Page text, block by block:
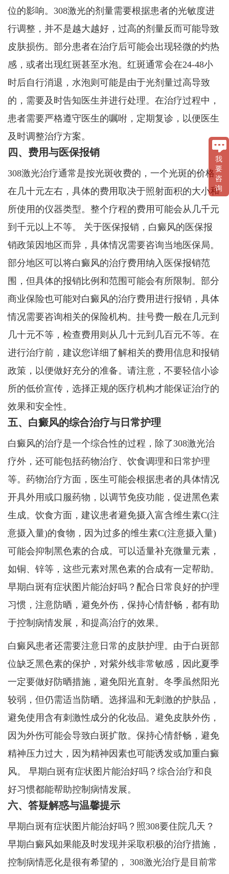
位的影响。308激光的剂量需要根据患者的光敏度进
行调整，并不是越大越好，过高的剂量反而可能导致
皮肤损伤。部分患者在治疗后可能会出现轻微的灼热
感，或者出现红斑甚至水泡。红斑通常会在24-48小
时后自行消退，水泡则可能是由于光剂量过高导致
的，需要及时告知医生并进行处理。在治疗过程中，
患者需要严格遵守医生的嘱咐，定期复诊，以便医生
及时调整治疗方案。
四、费用与医保报销
308激光治疗通常是按光斑收费的，一个光斑的价格
在几十元左右，具体的费用取决于照射面积的大小和
所使用的仪器类型。整个疗程的费用可能会从几千元
到千元以上不等。 关于医保报销，白癜风的医保报
销政策因地区而异，具体情况需要咨询当地医保局。
部分地区可以将白癜风的治疗费用纳入医保报销范
围，但具体的报销比例和范围可能会有所限制。部分
商业保险也可能对白癜风的治疗费用进行报销，具体
情况需要咨询相关的保险机构。挂号费一般在几元到
几十元不等，检查费用则从几十元到几百元不等。在
进行治疗前，建议您详细了解相关的费用信息和报销
政策，以便做好充分的准备。请注意，不要轻信小诊
所的低价宣传，选择正规的医疗机构才能保证治疗的
效果和安全性。
五、白癜风的综合治疗与日常护理
白癜风的治疗是一个综合性的过程，除了308激光治
疗外，还可能包括药物治疗、饮食调理和日常护理
等。药物治疗方面，医生可能会根据患者的具体情况
开具外用或口服药物，以调节免疫功能，促进黑色素
生成。饮食方面，建议患者避免摄入富含维生素C(注
意摄入量)的食物，因为过多的维生素C(注意摄入量)
可能会抑制黑色素的合成。可以适量补充微量元素，
如铜、锌等，这些元素对黑色素的合成有一定帮助。
早期白斑有症状图片能治好吗？配合日常良好的护理
习惯，注意防晒，避免外伤，保持心情舒畅，都有助
于控制病情发展，和提高治疗的效果。
白癜风患者还需要注意日常的皮肤护理。由于白斑部
位缺乏黑色素的保护，对紫外线非常敏感，因此夏季
一定要做好防晒措施，避免阳光直射。冬季虽然阳光
较弱，但仍需适当防晒。选择温和无刺激的护肤品，
避免使用含有刺激性成分的化妆品。避免皮肤外伤，
因为外伤可能会导致白斑扩散。保持心情舒畅，避免
精神压力过大，因为精神因素也可能诱发或加重白癜
风。 早期白斑有症状图片能治好吗？综合治疗和良
好习惯都能帮助控制病情发展。
六、答疑解惑与温馨提示
早期白斑有症状图片能治好吗？照308要住院几天？
早期白癜风如果能及时发现并采取积极的治疗措施，
控制病情恶化是很有希望的， 308激光治疗是目前常
我
要
咨
询